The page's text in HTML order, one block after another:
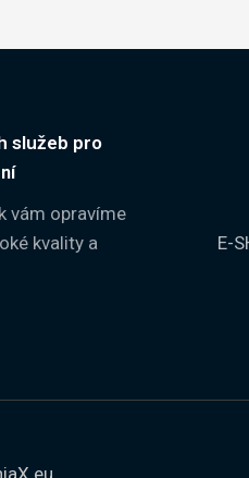
služeb pro
vám opravíme
kvality a
E-